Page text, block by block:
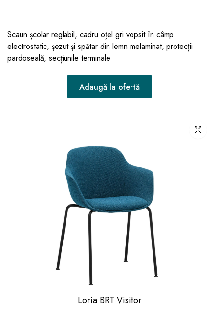
Scaun școlar reglabil, cadru oțel gri vopsit în câmp
electrostatic, șezut și spătar din lemn melaminat, protecții
pardoseală, secțiunile terminale
Adaugă la ofertă
Loria BRT Visitor